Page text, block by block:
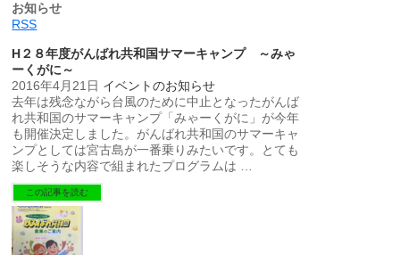
お知らせ
RSS
H２８年度がんばれ共和国サマーキャンプ ～みゃ
ーくがに～
2016年4月21日 イベントのお知らせ
去年は残念ながら台風のために中止となったがんば
れ共和国のサマーキャンプ「みゃーくがに」が今年
も開催決定しました。がんばれ共和国のサマーキャ
ンプとしては宮古島が一番乗りみたいです。とても
楽しそうな内容で組まれたプログラムは …
この記事を読む